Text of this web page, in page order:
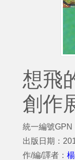
想飛
創作
統一編號GPN
出版日期：
作/編/譯者：